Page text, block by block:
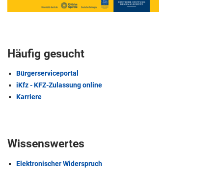
Häufig gesucht
Bürgerserviceportal
iKfz - KFZ-Zulassung online
Karriere
Wissenswertes
Elektronischer Widerspruch